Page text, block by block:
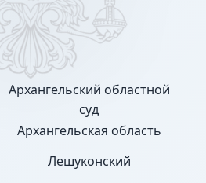
Архангельский областной
суд
Архангельская область
Лешуконский